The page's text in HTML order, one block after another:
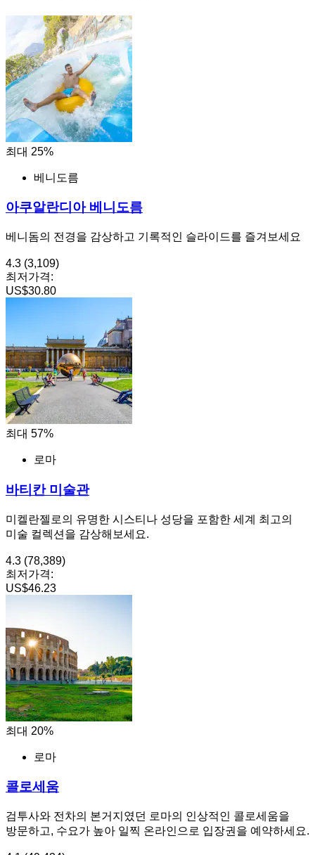
최대 25%
베니도름
아쿠알란디아 베니도름
베니돔의 전경을 감상하고 기록적인 슬라이드를 즐겨보세요
4.3 (3,109)
최저가격:
US$30.80
최대 57%
로마
바티칸 미술관
미켈란젤로의 유명한 시스티나 성당을 포함한 세계 최고의
미술 컬렉션을 감상해보세요.
4.3 (78,389)
최저가격:
US$46.23
최대 20%
로마
콜로세움
검투사와 전차의 본거지였던 로마의 인상적인 콜로세움을
방문하고, 수요가 높아 일찍 온라인으로 입장권을 예약하세요.